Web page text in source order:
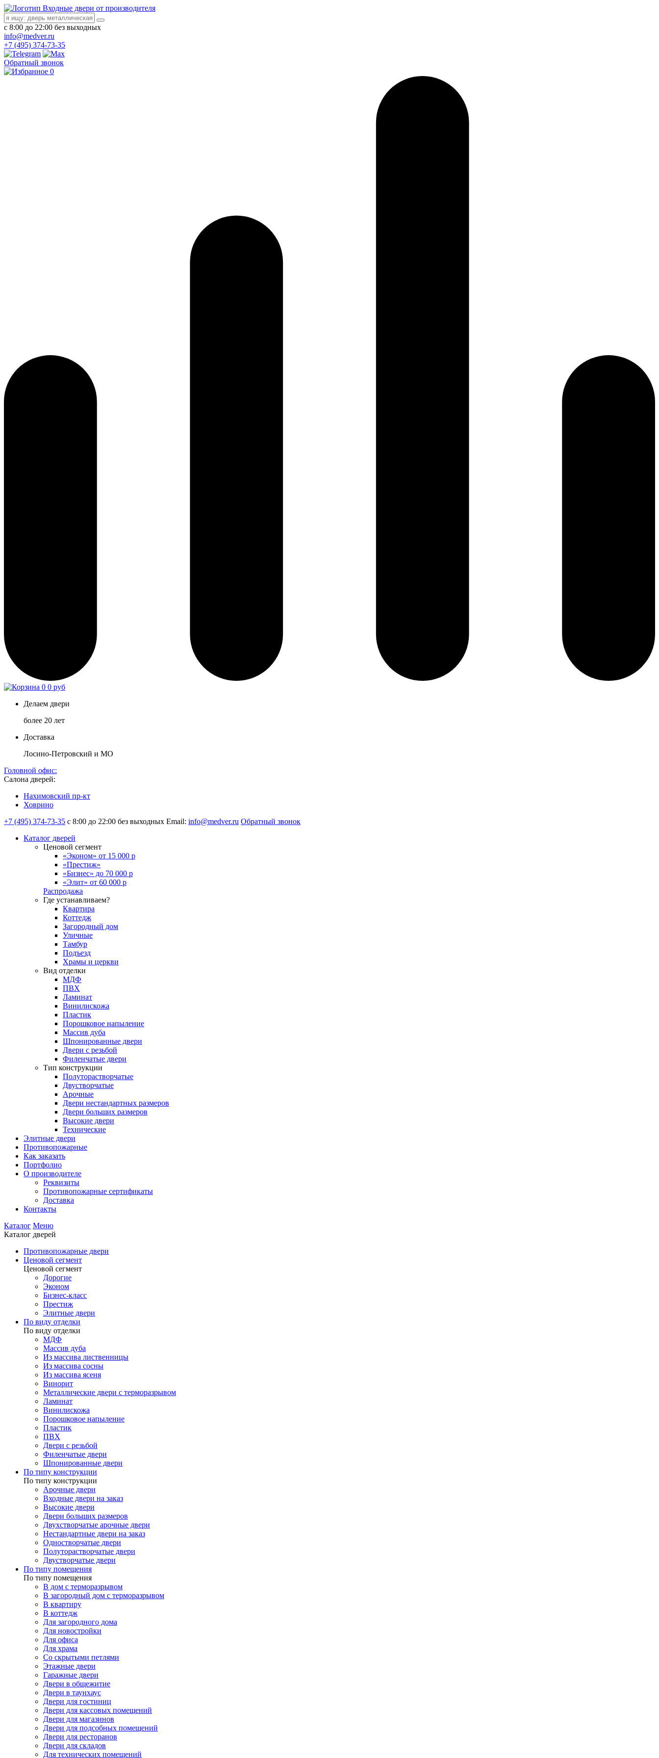
Входные двери от производителя
с 8:00 до 22:00 без выходных
info@medver.ru
+7 (495) 374-73-35
Обратный звонок
0
0 0 руб
Делаем двери
более 20 лет
Доставка
Лосино-Петровский и МО
Головной офис:
Салона дверей:
Нахимовский пр-кт
Ховрино
+7 (495) 374-73-35 с 8:00 до 22:00 без выходных Email: info@medver.ru Обратный звонок
Каталог дверей
Ценовой сегмент
«Эконом» от 15 000 р
«Престиж»
«Бизнес» до 70 000 р
«Элит» от 60 000 р
Распродажа
Где устанавливаем?
Квартира
Коттедж
Загородный дом
Уличные
Тамбур
Подъезд
Храмы и церкви
Вид отделки
МДФ
ПВХ
Ламинат
Винилискожа
Пластик
Порошковое напыление
Массив дуба
Шпонированные двери
Двери с резьбой
Филенчатые двери
Тип конструкции
Полуторастворчатые
Двустворчатые
Арочные
Двери нестандартных размеров
Двери больших размеров
Высокие двери
Технические
Элитные двери
Противопожарные
Как заказать
Портфолио
О производителе
Реквизиты
Противопожарные сертификаты
Доставка
Контакты
Каталог Меню
Каталог дверей
Противопожарные двери
Ценовой сегмент
Ценовой сегмент
Дорогие
Эконом
Бизнес-класс
Престиж
Элитные двери
По виду отделки
По виду отделки
МДФ
Массив дуба
Из массива лиственницы
Из массива сосны
Из массива ясеня
Винорит
Металлические двери с терморазрывом
Ламинат
Винилискожа
Порошковое напыление
Пластик
ПВХ
Двери с резьбой
Филенчатые двери
Шпонированные двери
По типу конструкции
По типу конструкции
Арочные двери
Входные двери на заказ
Высокие двери
Двери больших размеров
Двухстворчатые арочные двери
Нестандартные двери на заказ
Одностворчатые двери
Полуторастворчатые двери
Двустворчатые двери
По типу помещения
По типу помещения
В дом с терморазрывом
В загородный дом с терморазрывом
В квартиру
В коттедж
Для загородного дома
Для новостройки
Для офиса
Для храма
Со скрытыми петлями
Этажные двери
Гаражные двери
Двери в общежитие
Двери в таунхаус
Двери для гостиниц
Двери для кассовых помещений
Двери для магазинов
Двери для подсобных помещений
Двери для ресторанов
Двери для складов
Для технических помещений